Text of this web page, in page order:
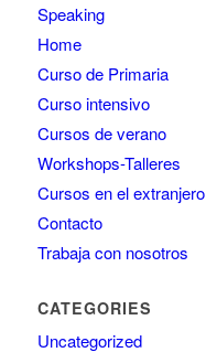
Speaking
Home
Curso de Primaria
Curso intensivo
Cursos de verano
Workshops-Talleres
Cursos en el extranjero
Contacto
Trabaja con nosotros
CATEGORIES
Uncategorized